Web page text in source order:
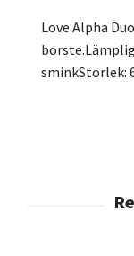
Love Alpha
sminkStorlek: